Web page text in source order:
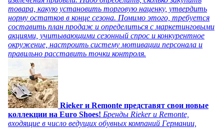
товара, какую установить торговую наценку, утвердить
норму остатков в конце сезона. Помимо этого, требуется
составить план продаж и определиться с маркетинговыми
акциями, учитывающими сезонный спрос и конкурентное
окружение, настроить систему мотивации персонала и
правильно расставить точки контроля.
Rieker и Remonte представят свои новые
коллекции на Euro Shoes! Бренды Rieker и Remonte,
входящие в число ведущих обувных компаний Германии,